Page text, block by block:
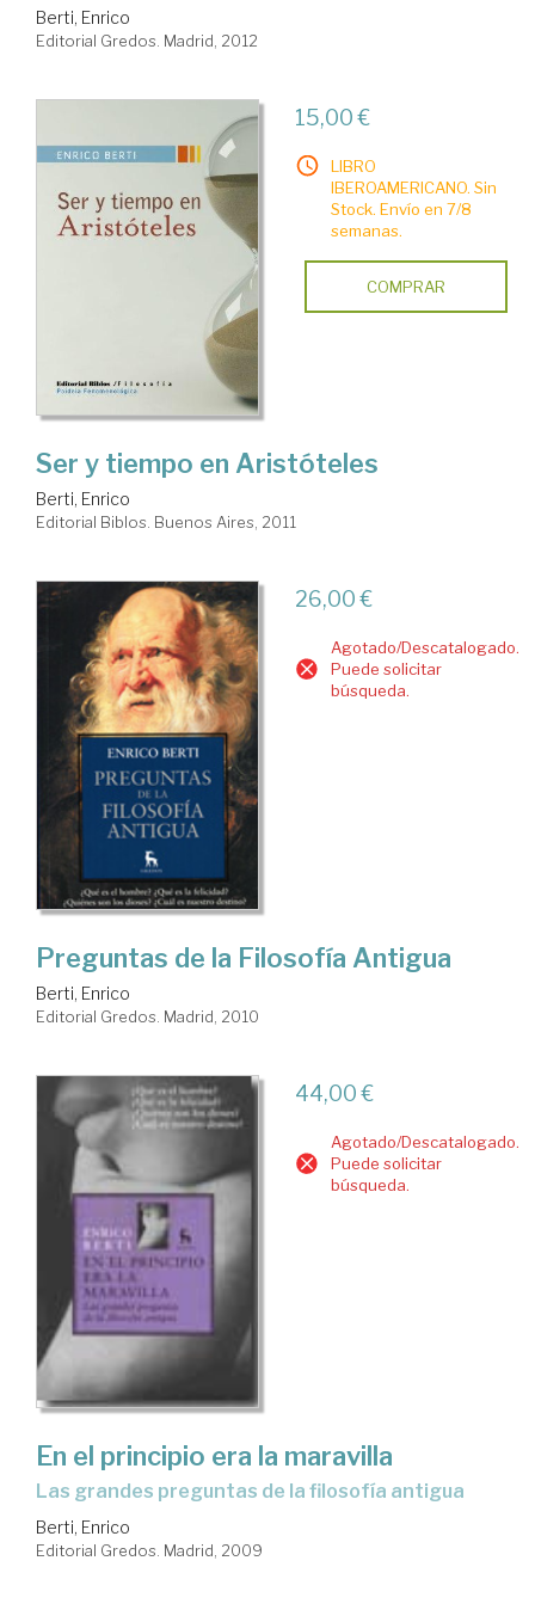
Berti, Enrico
Editorial Gredos. Madrid, 2012
15,00 €
LIBRO
IBEROAMERICANO. Sin
Stock. Envío en 7/8
semanas.
COMPRAR
Ser y tiempo en Aristóteles
Berti, Enrico
Editorial Biblos. Buenos Aires, 2011
26,00 €
Agotado/Descatalogado.
Puede solicitar
búsqueda.
Preguntas de la Filosofía Antigua
Berti, Enrico
Editorial Gredos. Madrid, 2010
44,00 €
Agotado/Descatalogado.
Puede solicitar
búsqueda.
En el principio era la maravilla
las grandes preguntas de la filosofía antigua
Berti, Enrico
Editorial Gredos. Madrid, 2009